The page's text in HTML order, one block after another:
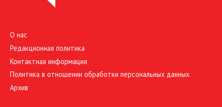
О нас
Редакционная политика
Контактная информация
Политика в отношении обработки персональных данных
Архив